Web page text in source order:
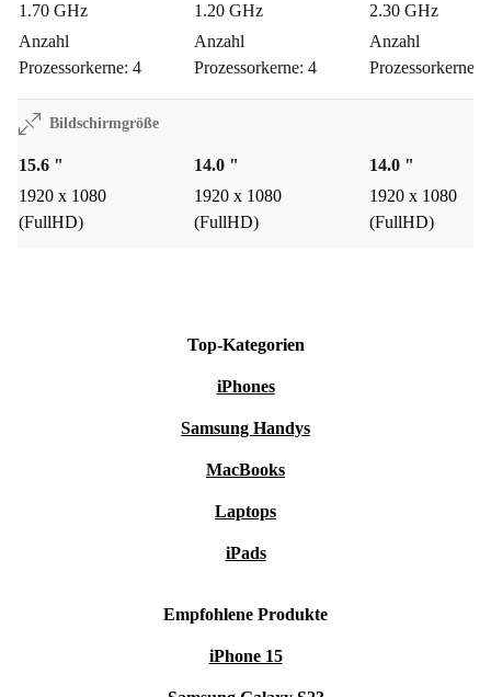
1.70 GHz
Anzahl
Prozessorkerne: 4
1.20 GHz
Anzahl
Prozessorkerne: 4
2.30 GHz
Anzahl
Prozessorkerne: 6
Bildschirmgröße
15.6 "
1920 x 1080
(FullHD)
14.0 "
1920 x 1080
(FullHD)
14.0 "
1920 x 1080
(FullHD)
Top-Kategorien
iPhones
Samsung Handys
MacBooks
Laptops
iPads
Empfohlene Produkte
iPhone 15